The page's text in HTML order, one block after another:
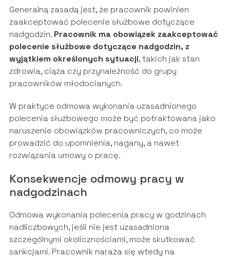
Generalną zasadą jest, że pracownik powinien
zaakceptować polecenie służbowe dotyczące
nadgodzin. Pracownik ma obowiązek zaakceptować
polecenie służbowe dotyczące nadgodzin, z
wyjątkiem określonych sytuacji, takich jak stan
zdrowia, ciąża czy przynależność do grupy
pracowników młodocianych.
W praktyce odmowa wykonania uzasadnionego
polecenia służbowego może być potraktowana jako
naruszenie obowiązków pracowniczych, co może
prowadzić do upomnienia, nagany, a nawet
rozwiązania umowy o pracę.
Konsekwencje odmowy pracy w
nadgodzinach
Odmowa wykonania polecenia pracy w godzinach
nadliczbowych, jeśli nie jest uzasadniona
szczególnymi okolicznościami, może skutkować
sankcjami. Pracownik naraża się wtedy na